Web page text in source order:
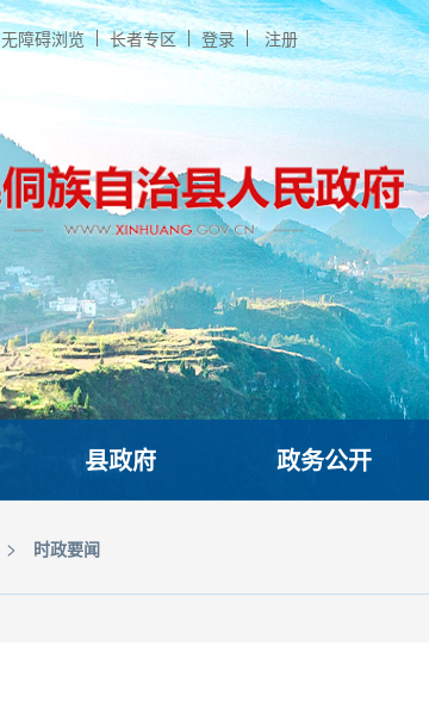
无障碍浏览 长者专区 登录 注册
县政府 政务公开
> 时政要闻